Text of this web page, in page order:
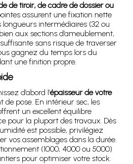
de tiroir, de cadre de dossier ou
assurent une fixation nette
longueurs intermédiaires (32 ou
aux sections d’ameublement,
sans risque de traverser
gagnez du temps lors du
une finition propre.
d’abord l’épaisseur de votre
de pose. En intérieur sec, les
un excellent équilibre
pour la plupart des travaux. Dès
est possible, privilégiez
vos assemblages dans la durée.
(1000, 4000 ou 5000)
pour optimiser votre stock.